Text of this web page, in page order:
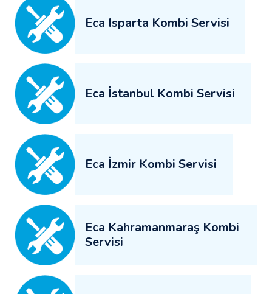
Eca Isparta Kombi Servisi
Eca İstanbul Kombi Servisi
Eca İzmir Kombi Servisi
Eca Kahramanmaraş Kombi
Servisi